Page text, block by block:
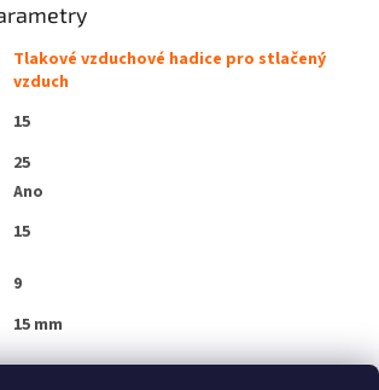
Tlakové vzduchové hadice pro stlačený
vzduch
15
25
Ano
15
9
15 mm